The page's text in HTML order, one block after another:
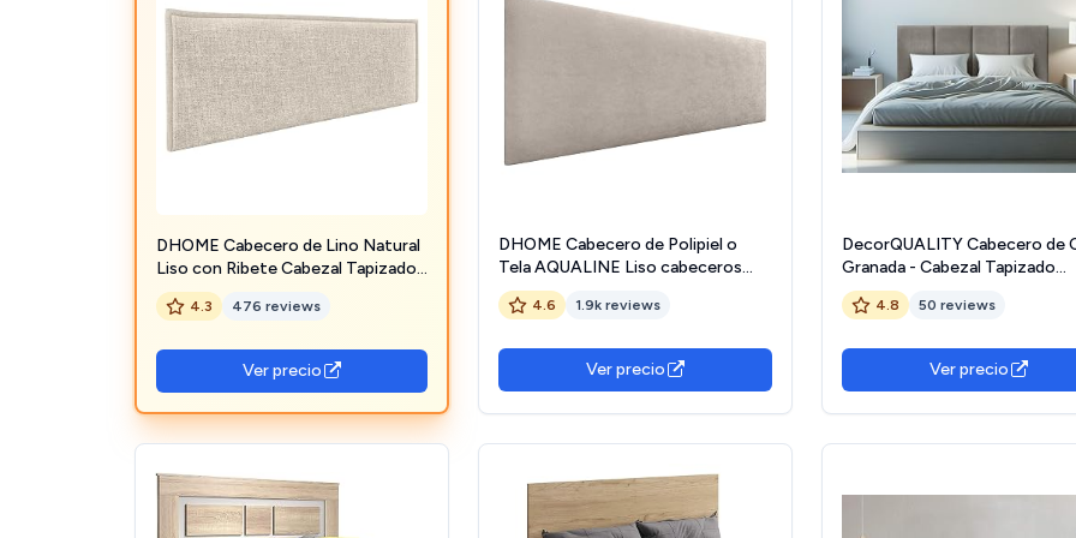
DHOME Cabecero de Lino Natural
Liso con Ribete Cabezal Tapizado
Cama Dormitorio Moderno Top
Trending (Beige, 160cm (Camas
4.3 476 reviews
Ver precio
DHOME Cabecero de Polipiel o
Tela AQUALINE Liso cabeceros
Cabezal tapizado Cama Lujo (Tela
Beige, 135cm (Camas 120/135/140))
4.6 1.9k reviews
Ver precio
DecorQUALITY Cabecero de
Granada - Cabezal Tapizado
Acolchado de Tela
Cabecero Premium Dormitorio
4.8 50 reviews
Ver precio